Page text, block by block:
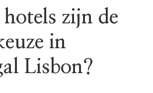
hotels zijn de
in
Lisbon?